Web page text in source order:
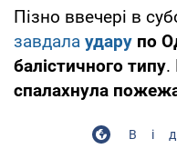
Пізно ввечері в
завдала удару по
балістичного типу.
спалахнула